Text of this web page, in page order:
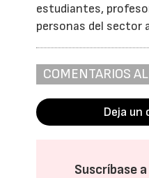
estudiantes,
personas del sector
COMENTARIOS
Deja un
Suscríbase